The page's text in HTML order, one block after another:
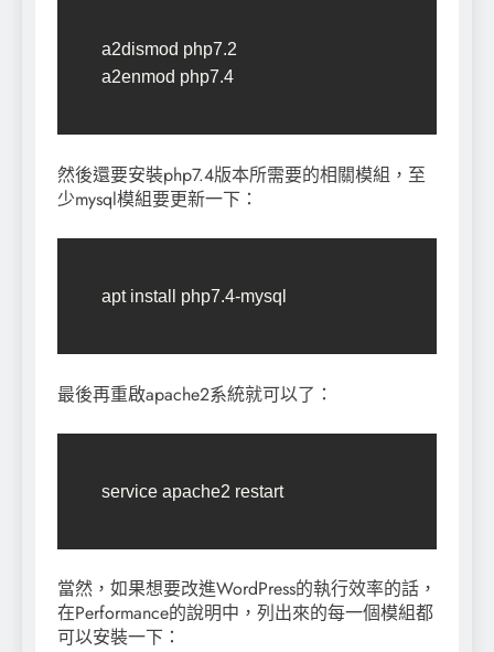
a2dismod php7.2
a2enmod php7.4
然後還要安裝php7.4版本所需要的相關模組，至
少mysql模組要更新一下：
apt install php7.4-mysql
最後再重啟apache2系統就可以了：
service apache2 restart
當然，如果想要改進WordPress的執行效率的話，
在Performance的說明中，列出來的每一個模組都
可以安裝一下：